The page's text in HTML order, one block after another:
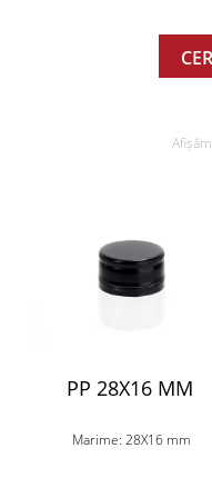
PP 28X16 MM
Marime: 28X16 mm